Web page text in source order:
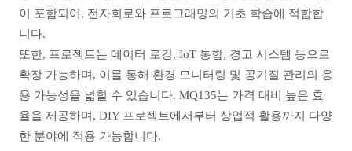
이 포함되어, 전자회로와 프로그래밍의 기초 학습에 적합합
니다.
또한, 프로젝트는 데이터 로깅, IoT 통합, 경고 시스템 등으로
확장 가능하며, 이를 통해 환경 모니터링 및 공기질 관리의 응
용 가능성을 넓힐 수 있습니다. MQ135는 가격 대비 높은 효
율을 제공하며, DIY 프로젝트에서부터 상업적 활용까지 다양
한 분야에 적용 가능합니다.